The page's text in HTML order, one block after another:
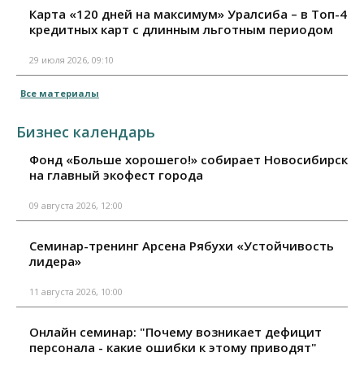
Карта «120 дней на максимум» Уралсиба – в Топ-4
кредитных карт с длинным льготным периодом
29 июля 2026, 09:10
Все материалы
Бизнес календарь
Фонд «Больше хорошего!» собирает Новосибирск
на главный экофест города
09 августа 2026, 12:00
Семинар-тренинг Арсена Рябухи «Устойчивость
лидера»
11 августа 2026, 10:00
Онлайн семинар: "Почему возникает дефицит
персонала - какие ошибки к этому приводят"